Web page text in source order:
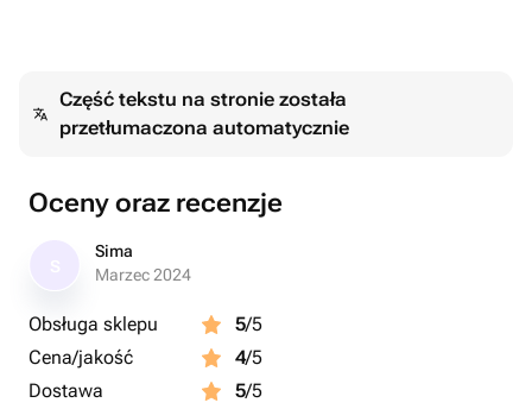
Część tekstu na stronie została
przetłumaczona automatycznie
Oceny oraz recenzje
Sima
Marzec 2024
Obsługa sklepu 5/5
Cena/jakość
4/5
Dostawa
5/5